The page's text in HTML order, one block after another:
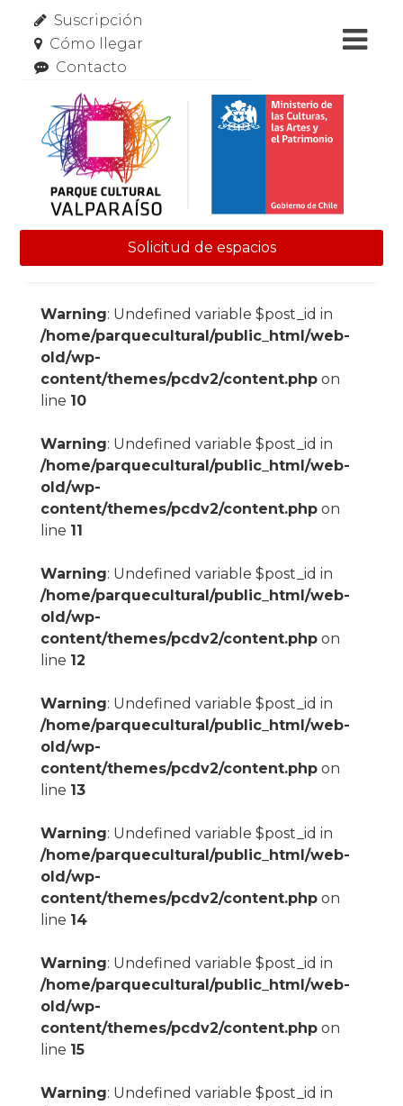
Suscripción
Cómo llegar
Contacto
Solicitud de espacios
Warning: Undefined variable $post_id in
/home/parquecultural/public_html/web-
old/wp-
content/themes/pcdv2/content.phpon
line 10
Warning: Undefined variable $post_id in
/home/parquecultural/public_html/web-
old/wp-
content/themes/pcdv2/content.phpon
line 11
Warning: Undefined variable $post_id in
/home/parquecultural/public_html/web-
old/wp-
content/themes/pcdv2/content.phpon
line 12
Warning: Undefined variable $post_id in
/home/parquecultural/public_html/web-
old/wp-
content/themes/pcdv2/content.phpon
line 13
Warning: Undefined variable $post_id in
/home/parquecultural/public_html/web-
old/wp-
content/themes/pcdv2/content.phpon
line 14
Warning: Undefined variable $post_id in
/home/parquecultural/public_html/web-
old/wp-
content/themes/pcdv2/content.phpon
line 15
Warning: Undefined variable $post_id in